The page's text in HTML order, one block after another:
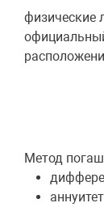
физические
Метод